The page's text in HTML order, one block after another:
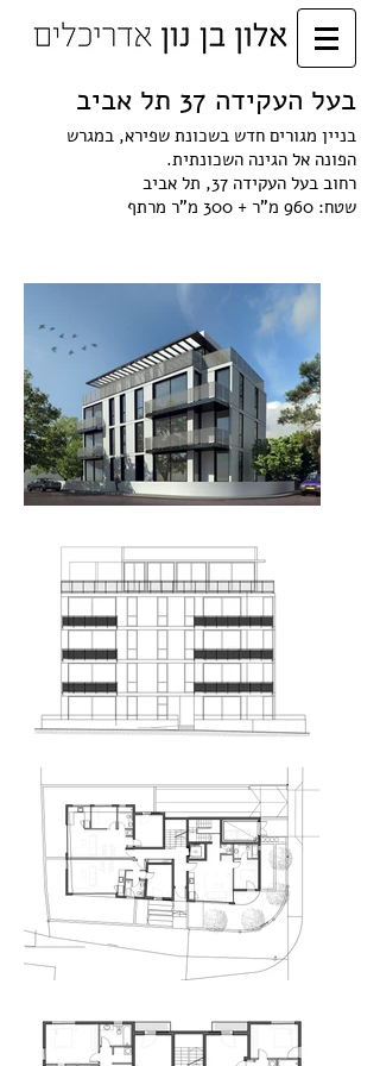
בעל העקידה 37 תל אביב
בניין מגורים חדש בשכונת שפירא, במגרש
הפונה אל הגינה השכונתית.
רחוב בעל העקידה 37, תל אביב
שטח: 960 מ"ר + 300 מ"ר מרתף